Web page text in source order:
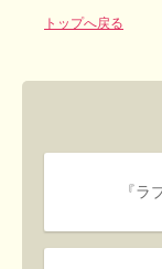
トップへ戻る
『ラ